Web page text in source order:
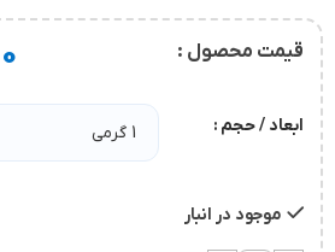
قیمت محصول :
ابعاد / حجم
موجود در انبار